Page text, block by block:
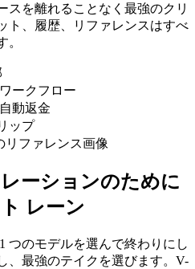
スを離れることなく最強のクリ
ト、履歴、リファレンスはすべ
。
ークフロー
動返金
ップ
リファレンス画像
ーションのために
レーン
つのモデルを選んで終わりにし
、最強のテイクを選びます。V-